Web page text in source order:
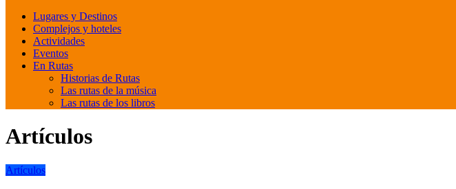
Lugares y Destinos
Complejos y hoteles
Actividades
Eventos
En Rutas
Historias de Rutas
Las rutas de la música
Las rutas de los libros
Artículos
Artículos